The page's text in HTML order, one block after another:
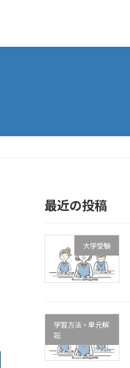
最近の投稿
大学受験
学習方法・単元解
説